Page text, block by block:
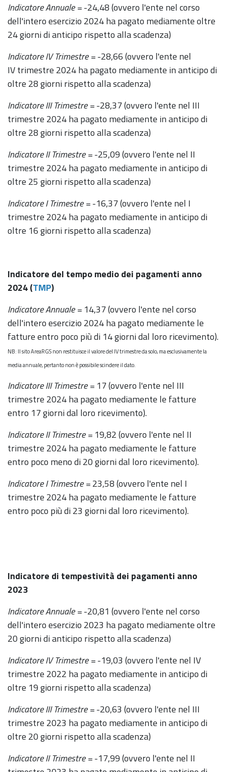
Indicatore Annuale =-24,48 (ovvero l'ente nel corso
dell'intero esercizio 2024 ha pagato mediamente oltre
24 giorni di anticipo rispetto alla scadenza)
Indicatore IV Trimestre =-28,66 (ovvero l'ente nel
IV trimestre 2024 ha pagato mediamente in anticipo di
oltre 28 giorni rispetto alla scadenza)
Indicatore III Trimestre =-28,37 (ovvero l'ente nel III
trimestre 2024 ha pagato mediamente in anticipo di
oltre 28 giorni rispetto alla scadenza)
Indicatore II Trimestre =-25,09 (ovvero l'ente nel II
trimestre 2024 ha pagato mediamente in anticipo di
oltre 25 giorni rispetto alla scadenza)
Indicatore I Trimestre =-16,37 (ovvero l'ente nel I
trimestre 2024 ha pagato mediamente in anticipo di
oltre 16 giorni rispetto alla scadenza)
Indicatore del tempo medio dei pagamenti anno
2024 (TMP)
Indicatore Annuale = 14,37 (ovvero l'ente nel corso
dell'intero esercizio 2024 ha pagato mediamente le
fatture entro poco più di 14 giorni dal loro ricevimento).
NB: Il sito AreaRGS non restituisce il valore del IV trimestre da solo, ma esclusivamente la
media annuale, pertanto non è possibile scindere il dato.
Indicatore III Trimestre = 17 (ovvero l'ente nel III
trimestre 2024 ha pagato mediamente le fatture
entro 17 giorni dal loro ricevimento).
Indicatore II Trimestre = 19,82 (ovvero l'ente nel II
trimestre 2024 ha pagato mediamente le fatture
entro poco meno di 20 giorni dal loro ricevimento).
Indicatore I Trimestre =23,58 (ovvero l'ente nel I
trimestre 2024 ha pagato mediamente le fatture
entro poco più di 23 giorni dal loro ricevimento).
Indicatore di tempestività dei pagamenti anno
2023
Indicatore Annuale =-20,81 (ovvero l'ente nel corso
dell'intero esercizio 2023 ha pagato mediamente oltre
20 giorni di anticipo rispetto alla scadenza)
Indicatore IV Trimestre =-19,03 (ovvero l'ente nel IV
trimestre 2022 ha pagato mediamente in anticipo di
oltre 19 giorni rispetto alla scadenza)
Indicatore III Trimestre =-20,63 (ovvero l'ente nel III
trimestre 2023 ha pagato mediamente in anticipo di
oltre 20 giorni rispetto alla scadenza)
Indicatore II Trimestre =-17,99 (ovvero l'ente nel II